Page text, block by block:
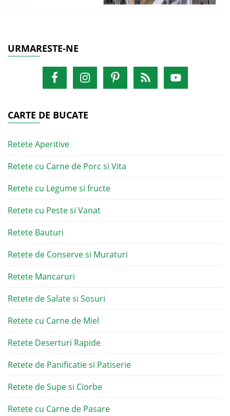
URMARESTE-NE
CARTE DE BUCATE
Retete Aperitive
Retete cu Carne de Porc si Vita
Retete cu Legume si fructe
Retete cu Peste si Vanat
Retete Bauturi
Retete de Conserve si Muraturi
Retete Mancaruri
Retete de Salate si Sosuri
Retete cu Carne de Miel
Retete Deserturi Rapide
Retete de Panificatie si Patiserie
Retete de Supe si Ciorbe
Retete cu Carne de Pasare